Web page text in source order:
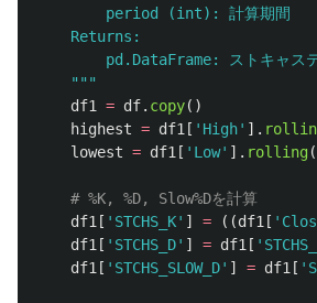
        period (int): 計算期間
    Returns:
pd.DataFrame: ストキャス
"""
df1
= df. copy()
highest = df1 [ ' High' ].
lowest = df1 [ ' Low' ]. rolling(
df1 [ ' STCHS_K' ] = ((df1 [ '
df1 [ ' STCHS_D' ] = df1 [ '
df1 [ ' STCHS_SLOW_D' ] = df1 [ '